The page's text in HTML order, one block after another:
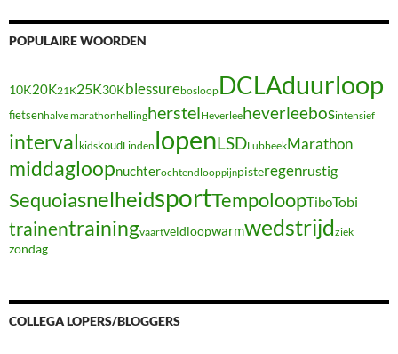
POPULAIRE WOORDEN
10K20K21K25K30KblessurebosloopDCLAduurloop
fietsenhalve marathonhellingherstelHeverleeheverleebosintensief
interval kidskoudLinden lopenLSDLubbeekMarathon
middagloopnuchterochtendlooppijnpisteregenrustig
SequoiasnelheidsportTempoloopTiboTobi
trainentrainingvaartveldloopwarmwedstrijdziek
zondag
COLLEGA LOPERS/BLOGGERS